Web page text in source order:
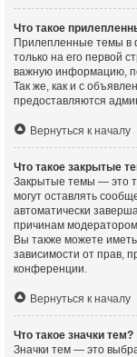
Что такое
Прилепленные темы в
только на его первой
важную информацию,
Так же, как и с
предоставляются
Вернуться к началу
Что такое закрытые
Закрытые темы — это
могут оставлять
автоматически
причинам
Вы также можете
зависимости от прав,
конференции.
Вернуться к началу
Что такое значки тем?
Значки тем — это